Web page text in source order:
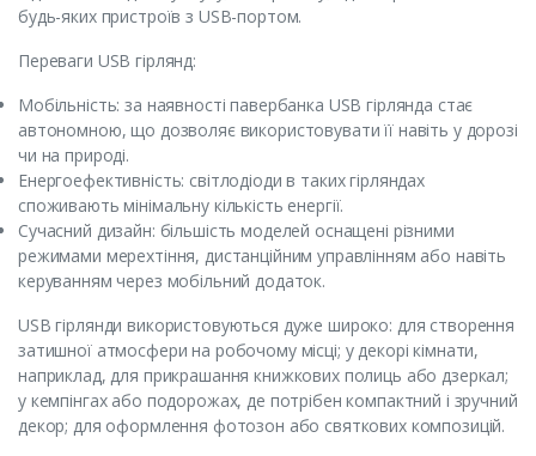
будь-яких пристроїв з USB-портом.
Переваги USB гірлянд:
Мобільність: за наявності павербанка USB гірлянда стає
автономною, що дозволяє використовувати її навіть у дорозі
чи на природі.
Енергоефективність: світлодіоди в таких гірляндах
споживають мінімальну кількість енергії.
Сучасний дизайн: більшість моделей оснащені різними
режимами мерехтіння, дистанційним управлінням або навіть
керуванням через мобільний додаток.
USB гірлянди використовуються дуже широко: для створення
затишної атмосфери на робочому місці; у декорі кімнати,
наприклад, для прикрашання книжкових полиць або дзеркал;
у кемпінгах або подорожах, де потрібен компактний і зручний
декор; для оформлення фотозон або святкових композицій.